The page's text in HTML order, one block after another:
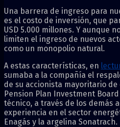
Una barrera de ingreso para
es el costo de inversión, que
USD 5.000 millones. Y aunque
limiten el ingreso de nuevos
como un monopolio natural.
A estas características, en
sumaba a la compañía el
de su accionista mayoritario de
Pension Plan Investment
técnico, a través de los demás
experiencia en el sector
Enagás y la argelina Sonatrach.